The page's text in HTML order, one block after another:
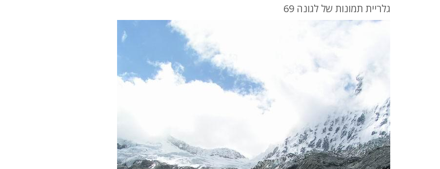
גלריית תמונות של לגונה 69